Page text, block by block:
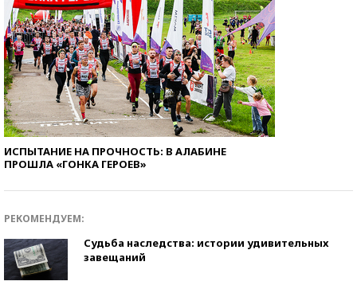
ИСПЫТАНИЕ НА ПРОЧНОСТЬ: В АЛАБИНЕ
ПРОШЛА «ГОНКА ГЕРОЕВ»
РЕКОМЕНДУЕМ:
Судьба наследства: истории удивительных
завещаний